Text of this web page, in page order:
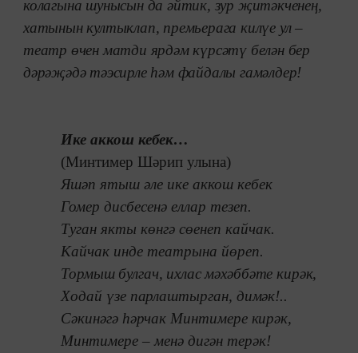
колагына шунысын да әйтик, зур җитәкченең,
хатынын култыклап, премьерага килүе ул –
театр өчен матди ярдәм күрсәтү белән бер
дәрәҗәдә тәэсирле һәм файдалы гамәлдер!
Ике аккош кебек…
(Минтимер Шәрип улына)
Яшәп ятыш әле ике аккош кебек
Гомер дисбесенә еллар тезеп.
Туган якты көнгә сөенеп кайчак.
Кайчак инде театрына йөреп.
Тормыш булгач, ихлас мәхәббәте кирәк,
Ходай үзе парлаштырган, димәк!..
Сәкинәгә һәрчак Минтимере кирәк,
Минтимере – менә дигән терәк!